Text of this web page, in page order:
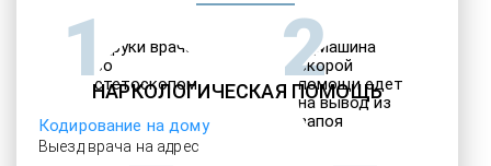
НАРКОЛОГИЧЕСКАЯ ПОМОЩЬ
Кодирование на дому
Выезд врача на адрес
1 2